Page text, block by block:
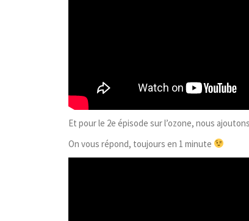
Et pour le 2e épisode sur l’ozone, nous
On vous répond, toujours en 1 minute